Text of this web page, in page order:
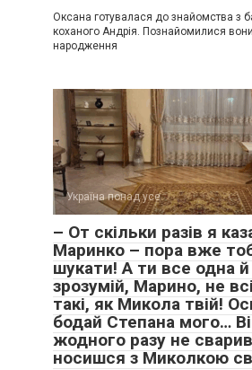
Оксана готувалася до знайомства з
коханого Андрія. Познайомилися
народження
Україна понад усе
– От скільки разів я
Маринко – пора вже
шукати! А ти все одна
зрозумій, Марино, не
такі, як Микола твій!
бодай Степана мого…
жодного разу не
носишся з Миколкою